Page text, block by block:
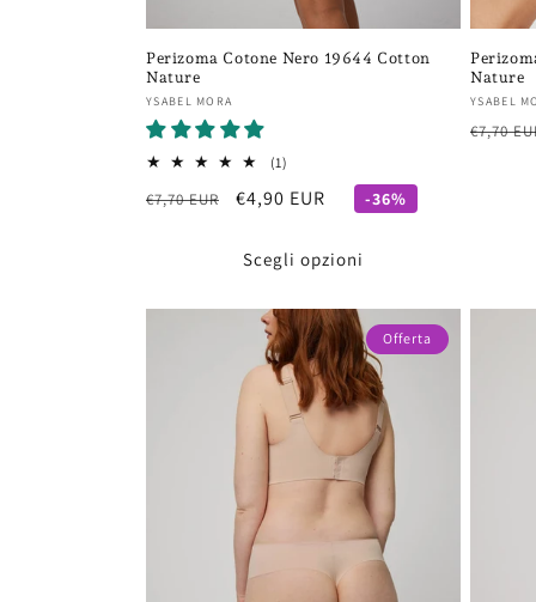
Perizoma Cotone Nero 19644 Cotton
Nature
Fornitore:
YSABEL MORA
(1)
totali
Prezzo
€7,70 EUR
Prezzo
€4,90 EUR -36%
Scegli opzioni
Nature
YSABEL
Prezzo
€7,70
Offerta